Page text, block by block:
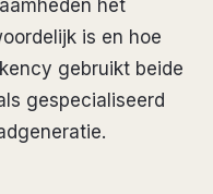
het
is en hoe
gebruikt beide
gespecialiseerd